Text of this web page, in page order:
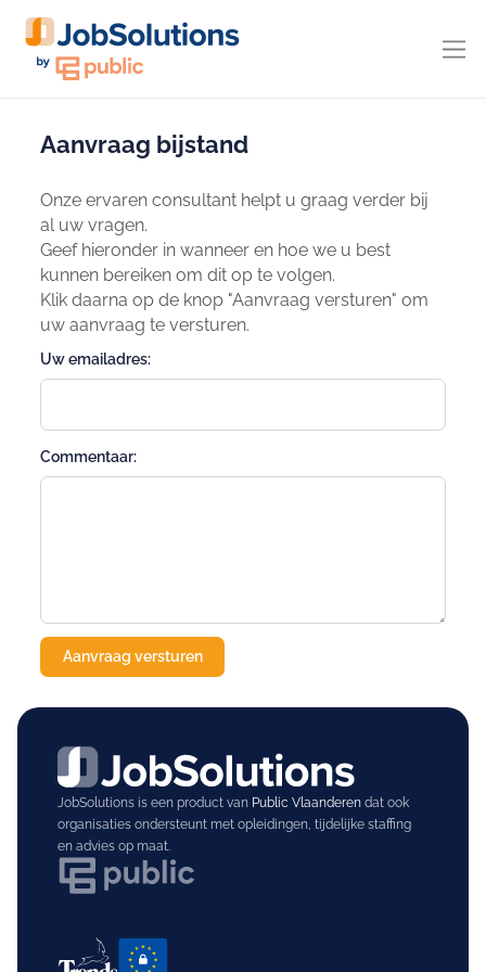
Aanvraag bijstand
Onze ervaren consultant helpt u graag verder bij
al uw vragen.
Geef hieronder in wanneer en hoe we u best
kunnen bereiken om dit op te volgen.
Klik daarna op de knop "Aanvraag versturen" om
uw aanvraag te versturen.
Uw emailadres:
Commentaar:
JobSolutions is een product van Public Vlaanderendat ook
organisaties ondersteunt met opleidingen, tijdelijke staffing
en advies op maat.